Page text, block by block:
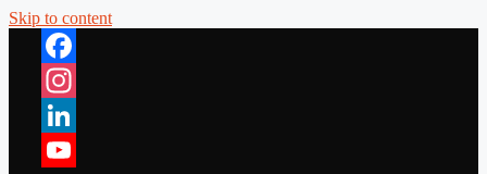
Skip to content
Facebook
Instagram
LinkedIn